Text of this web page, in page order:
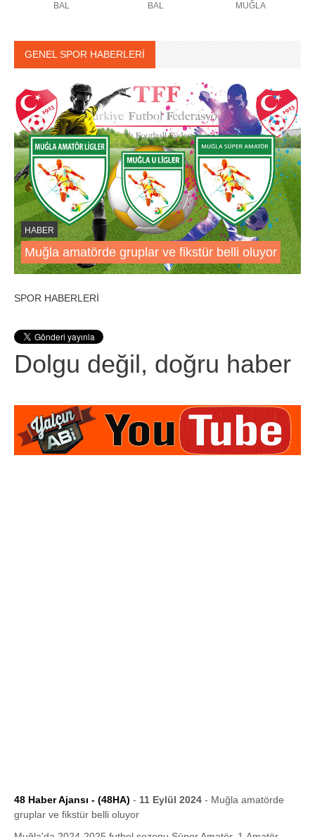
BAL BAL MUĞLA
GENEL SPOR HABERLERİ
HABER
Muğla amatörde gruplar ve fikstür belli oluyor
SPOR HABERLERİ
Dolgu değil, doğru haber
48 Haber Ajansı - (48HA) - 11 Eylül 2024 - Muğla amatörde
gruplar ve fikstür belli oluyor